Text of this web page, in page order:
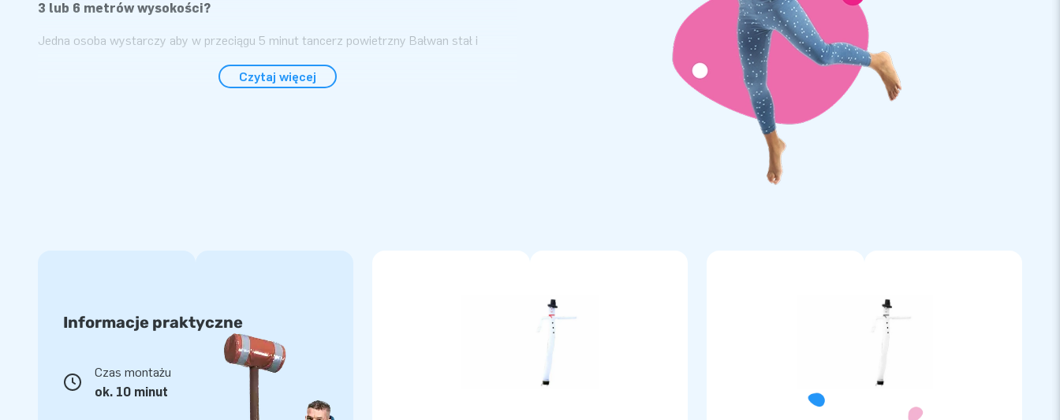
3 lub 6 metrów wysokości?
Jedna osoba wystarczy aby w przeciągu 5 minut tancerz powietrzny Bałwan stał i
transportu oraz instrukcją obsługi.
należy dokupić oddzielnie w cenie 1 299 zł netto.
Czytaj więcej
Informacje praktyczne
Czas montażu
ok. 10 minut